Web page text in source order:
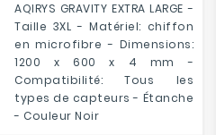
AQIRYS GRAVITY EXTRA LARGE -
Taille 3XL - Matériel: chiffon
en microfibre - Dimensions:
1200 x 600 x 4 mm -
Compatibilité: Tous les
types de capteurs - Étanche
- Couleur Noir